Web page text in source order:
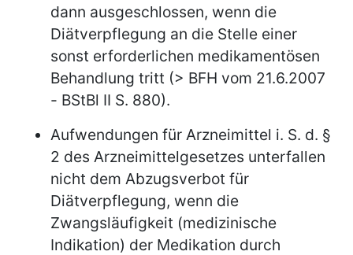
dann ausgeschlossen, wenn die
Diätverpflegung an die Stelle einer
sonst erforderlichen medikamentösen
Behandlung tritt (> BFH vom 21.6.2007
- BStBl II S. 880).
Aufwendungen für Arzneimittel i. S. d. §
2 des Arzneimittelgesetzes unterfallen
nicht dem Abzugsverbot für
Diätverpflegung, wenn die
Zwangsläufigkeit (medizinische
Indikation) der Medikation durch